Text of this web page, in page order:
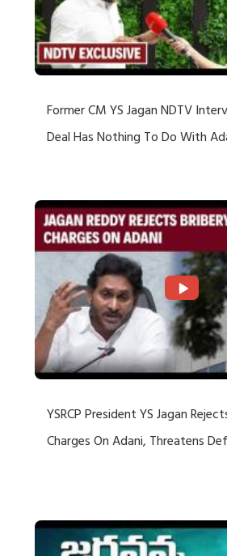
Former CM YS Jagan NDTV
Deal Has Nothing To Do With
YSRCP President YS Jagan
Charges On Adani, Threatens